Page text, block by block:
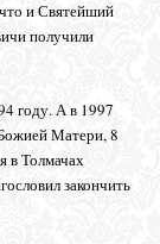
и Святейший
получили
году. А в 1997
Матери, 8
в Толмачах
закончить